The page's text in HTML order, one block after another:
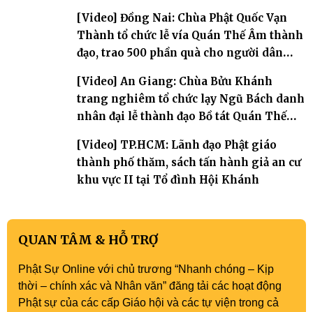
[Video] Đồng Nai: Chùa Phật Quốc Vạn
Thành tổ chức lễ vía Quán Thế Âm thành
đạo, trao 500 phần quà cho người dân
[Video] An Giang: Chùa Bửu Khánh
trang nghiêm tổ chức lạy Ngũ Bách danh
nhân đại lễ thành đạo Bồ tát Quán Thế
[Video] TP.HCM: Lãnh đạo Phật giáo
thành phố thăm, sách tấn hành giả an cư
khu vực II tại Tổ đình Hội Khánh
QUAN TÂM & HỖ TRỢ
Phật Sự Online với chủ trương “Nhanh chóng – Kịp
thời – chính xác và Nhân văn” đăng tải các hoạt động
Phật sự của các cấp Giáo hội và các tự viện trong cả